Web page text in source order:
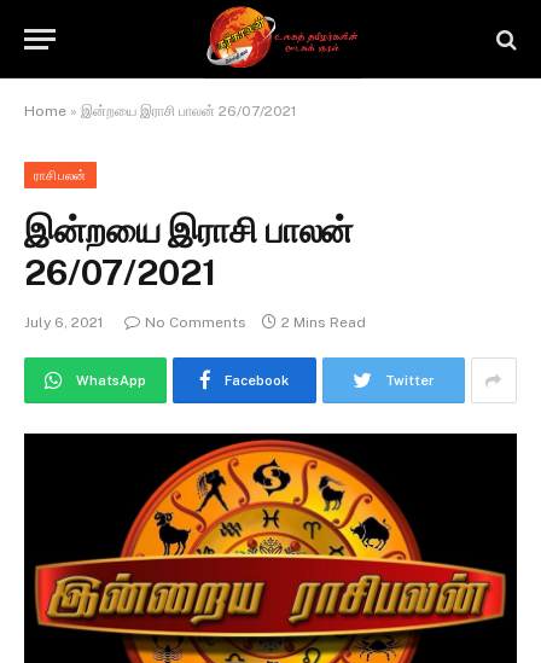
Home » இன்றயை இராசி பாலன் 26/07/2021
ராசிபலன்
இன்றயை இராசி பாலன்
26/07/2021
July 6, 2021 No Comments 2 Mins Read
WhatsApp Facebook Twitter